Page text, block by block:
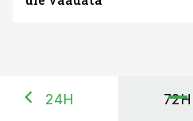
24H 72H